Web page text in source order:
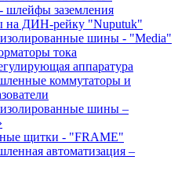
шлейфы заземления
на ДИН-рейку "Nuputuk"
шины - "Media"
тока
аппаратура
коммутаторы и
шины –
щитки - "FRAME"
автоматизация –